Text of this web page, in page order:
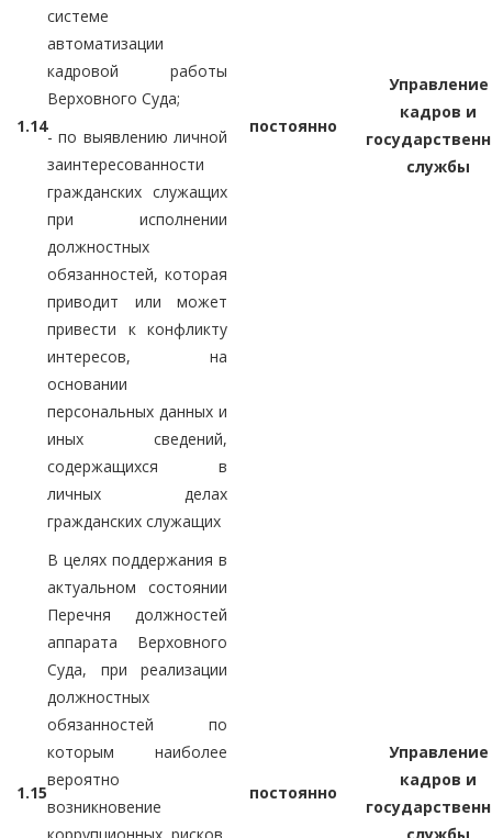
1.14
системе
автоматизации
кадровой работы
Верховного Суда;
- по выявлению личной
заинтересованности
гражданских служащих
при исполнении
должностных
обязанностей, которая
приводит или может
привести к конфликту
интересов, на
основании
персональных данных и
иных сведений,
содержащихся в
личных делах
гражданских служащих
постоянно
Управление
кадров и
службы
1.15
В целях поддержания в
актуальном состоянии
Перечня должностей
аппарата Верховного
Суда, при реализации
должностных
обязанностей по
которым наиболее
вероятно
возникновение
постоянно
Управление
кадров и